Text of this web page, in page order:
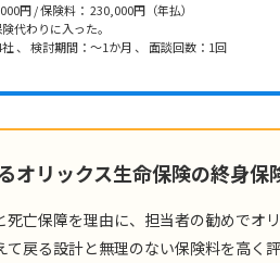
円 / 保険料： 230,000円（年払）
代わりに入った。
、 検討期間：～1か月 、 面談回数：1回
オリックス生命保険の終身保
亡保障を理由に、担当者の勧めでオ
戻る設計と無理のない保険料を高く評